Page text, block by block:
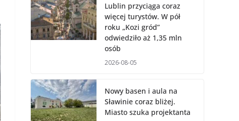
Lublin przyciąga coraz
więcej turystów. W pół
roku „Kozi gród”
odwiedziło aż 1,35 mln
osób
2026-08-05
Nowy basen i aula na
Sławinie coraz bliżej.
Miasto szuka projektanta